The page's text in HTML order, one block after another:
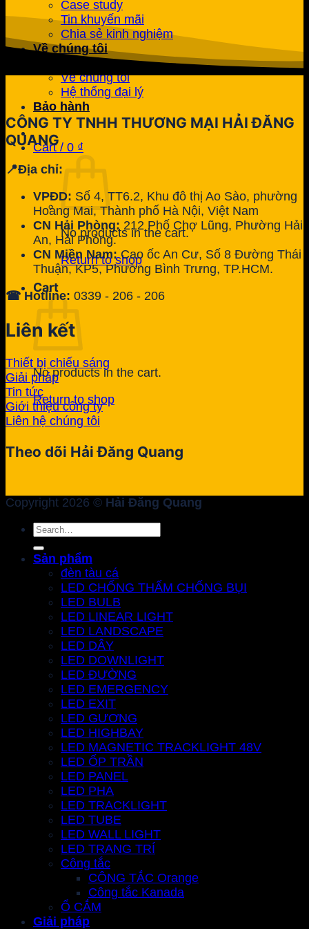
Case study
Tin khuyến mãi
Chia sẻ kinh nghiệm
Về chúng tôi
Liên hệ
Về chúng tôi
Hệ thống đại lý
Bảo hành
Cart / 0 ₫
No products in the cart.
Return to shop
Cart
No products in the cart.
Return to shop
CÔNG TY TNHH THƯƠNG MẠI HẢI ĐĂNG
QUANG
📍Địa chỉ:
VPĐD: Số 4, TT6.2, Khu đô thị Ao Sào, phường
Hoàng Mai, Thành phố Hà Nội, Việt Nam
CN Hải Phòng: 212 Phố Chợ Lũng, Phường Hải
An, Hải Phòng.
CN Miền Nam:Cao ốc An Cư, Số 8 Đường Thái
Thuận, KP5, Phường Bình Trưng, TP.HCM.
☎ Hotline: 0339 - 206 - 206
Liên kết
Thiết bị chiếu sáng
Giải pháp
Tin tức
Giới thiệu công ty
Liên hệ chúng tôi
Theo dõi Hải Đăng Quang
Copyright 2026 © Hải Đăng Quang
Search
for:
Sản phẩm
đèn tàu cá
LED CHỐNG THẤM CHỐNG BỤI
LED BULB
LED LINEAR LIGHT
LED LANDSCAPE
LED DÂY
LED DOWNLIGHT
LED ĐƯỜNG
LED EMERGENCY
LED EXIT
LED GƯƠNG
LED HIGHBAY
LED MAGNETIC TRACKLIGHT 48V
LED ỐP TRẦN
LED PANEL
LED PHA
LED TRACKLIGHT
LED TUBE
LED WALL LIGHT
LED TRANG TRÍ
Công tắc
CÔNG TẮC Orange
Công tắc Kanada
Ổ CẮM
Giải pháp